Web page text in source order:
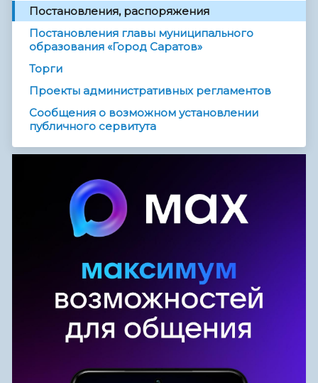
Постановления, распоряжения
Постановления главы муниципального
образования «Город Саратов»
Торги
Проекты административных регламентов
Сообщения о возможном установлении
публичного сервитута